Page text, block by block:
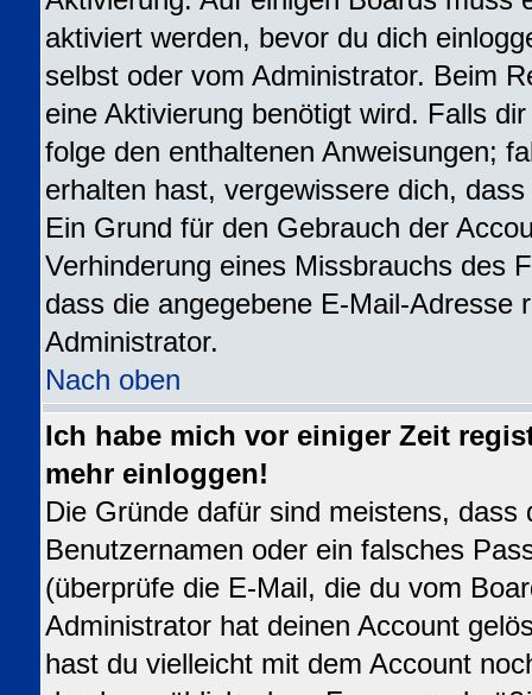
aktiviert werden, bevor du dich
selbst oder vom Administrator. Beim
eine Aktivierung benötigt wird. Falls
folge den enthaltenen Anweisungen;
erhalten hast, vergewissere dich,
Ein Grund für den Gebrauch der
Verhinderung eines Missbrauchs des
dass die angegebene E-Mail-Adresse
Administrator.
Nach oben
Ich habe mich vor einiger Zeit
mehr einloggen!
Die Gründe dafür sind meistens, dass
Benutzernamen oder ein falsches
(überprüfe die E-Mail, die du vom
Administrator hat deinen Account
hast du vielleicht mit dem Account